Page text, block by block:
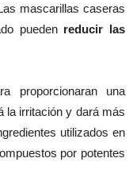
mascarillas caseras
pueden reducir las
proporcionaran una
la irritación y dará más
utilizados en
por potentes